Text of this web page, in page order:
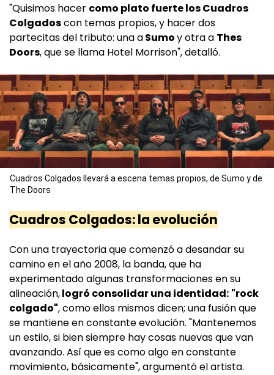
"Quisimos hacer como plato fuerte los Cuadros
Colgadoscon temas propios, y hacer dos
partecitas del tributo: una aSumoy otra a Thes
Doors, que se llama Hotel Morrison", detalló.
Cuadros Colgados llevará a escena temas propios, de Sumo y de
The Doors
Cuadros Colgados: la evolución
Con una trayectoria que comenzó a desandar su
camino en el año 2008, la banda, que ha
experimentado algunas transformaciones en su
alineación,logró consolidar una identidad: "rock
colgado", como ellos mismos dicen; una fusión que
se mantiene en constante evolución. "Mantenemos
un estilo, si bien siempre hay cosas nuevas que van
avanzando. Así que es como algo en constante
movimiento, básicamente", argumentó el artista.